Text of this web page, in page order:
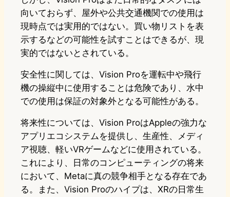
向いておらず、屋外や公共交通機関での使用は
現時点では実用的ではない。買い物リストを表
示するなどの可能性を試すことはできるが、現
実的ではないとされている。
安全性に関しては、Vision Proを運転中や飛行
機の操縦中に使用することは危険であり、水中
での使用は保証の対象外となる可能性がある。
将来性については、Vision ProはAppleの強力な
アプリエコシステムを提供し、生産性、メディ
ア視聴、軽いVRゲームなどに使用されている。
これにより、日常のコンピューティングの将来
において、Metaに真の競争相手となる存在であ
る。また、Vision Proのハイプは、XRの日常生